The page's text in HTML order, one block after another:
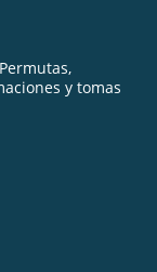
y tomas